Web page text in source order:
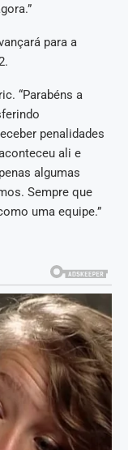
para a
“Parabéns a
penalidades
ali e
algumas
Sempre que
uma equipe.”